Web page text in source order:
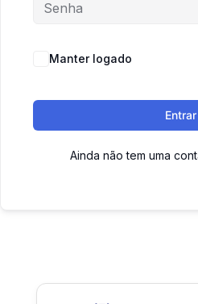
Manter logado
Entrar
Ainda não tem uma